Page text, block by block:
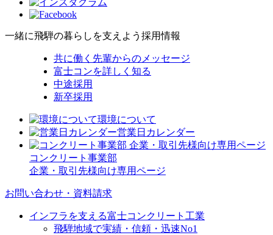
一緒に飛騨の暮らしを支えよう 採用情報
共に働く先輩からのメッセージ
富士コンを詳しく知る
中途採用
新卒採用
環境について
営業日カレンダー
コンクリート事業部
企業・取引先様向け専用ページ
お問い合わせ・資料請求
インフラを支える富士コンクリート工業
飛騨地域で実績・信頼・迅速No1